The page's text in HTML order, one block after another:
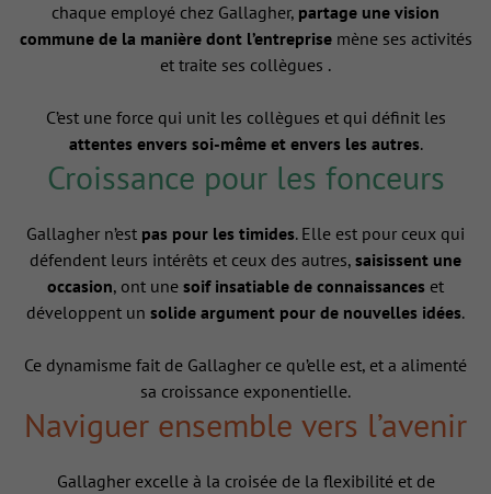
chaque employé chez Gallagher, partage une vision
commune de la manière dont l’entreprisemène ses activités
et traite ses collègues .
C’est une force qui unit les collègues et qui définit les
attentes envers soi-même et envers les autres.
Croissance pour les fonceurs
Gallagher n’est pas pour les timides. Elle est pour ceux qui
défendent leurs intérêts et ceux des autres, saisissent une
occasion, ont une soif insatiable de connaissances et
développent un solide argument pour de nouvelles idées.
Ce dynamisme fait de Gallagher ce qu’elle est, et a alimenté
sa croissance exponentielle.
Naviguer ensemble vers l’avenir
Gallagher excelle à la croisée de la flexibilité et de